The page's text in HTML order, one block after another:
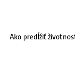
Ako predĺžiť